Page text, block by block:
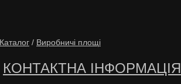
Каталог / Виробничі площі
КОНТАКТНА ІНФОРМАЦІЯ